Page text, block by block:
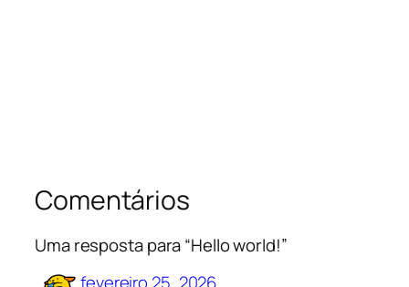
Comentários
Uma resposta para “Hello world!”
fevereiro 25, 2026